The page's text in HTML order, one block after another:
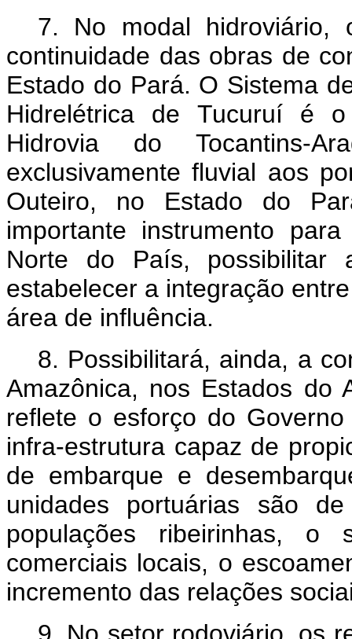
7. No modal hidroviário,
continuidade das obras de
Estado do Pará. O Sistema
Hidrelétrica de Tucuruí é
Hidrovia do Tocantins-
exclusivamente fluvial aos
Outeiro, no Estado do
importante instrumento
Norte do País, possibilitar
estabelecer a integração
área de influência.
8. Possibilitará, ainda, a
Amazônica, nos Estados do
reflete o esforço do
infra-estrutura capaz de
de embarque e
unidades portuárias são
populações ribeirinhas, o
comerciais locais, o
incremento das relações